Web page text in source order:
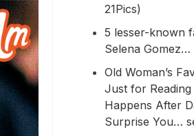
21Pics)
5 lesser-known
Selena Gomez…
Old Woman’s
Just for
Happens After
Surprise You…